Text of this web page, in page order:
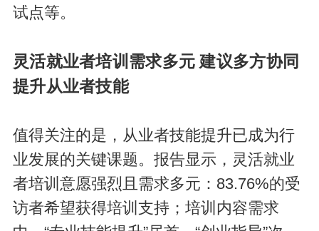
试点等。
灵活就业者培训需求多元 建议多方协同
提升从业者技能
值得关注的是，从业者技能提升已成为行
业发展的关键课题。报告显示，灵活就业
者培训意愿强烈且需求多元：83.76%的受
访者希望获得培训支持；培训内容需求